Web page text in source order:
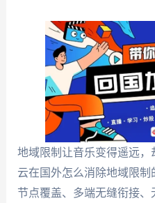
地域限制让音乐变得遥远
云在国外怎么消除地域限
节点覆盖、多端无缝衔接